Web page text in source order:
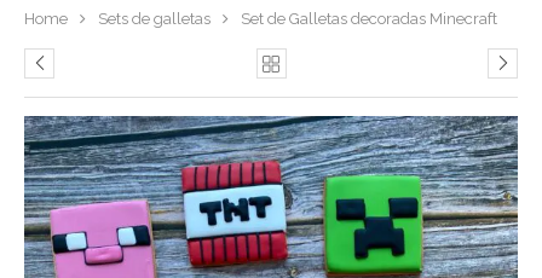
Home Sets de galletas Set de Galletas decoradas Minecraft